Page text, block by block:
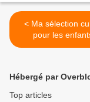
< Ma sélection culturelle
pour les
Hébergé par
Top articles